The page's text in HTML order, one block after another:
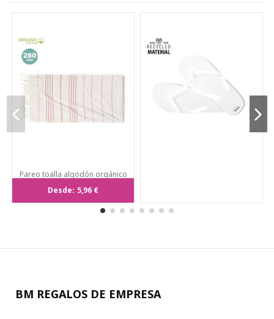
Pareo toalla algodón orgánico
Desde: 5,96 €
BM REGALOS DE EMPRESA